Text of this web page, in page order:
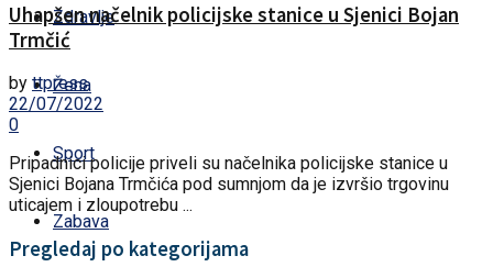
Zdravlje
Žena
Sport
Zabava
Uhapšen načelnik policijske stanice u Sjenici Bojan
Trmčić
by ttpress
22/07/2022
0
Pripadnici policije priveli su načelnika policijske stanice u
Sjenici Bojana Trmčića pod sumnjom da je izvršio trgovinu
uticajem i zloupotrebu ...
Pregledaj po kategorijama